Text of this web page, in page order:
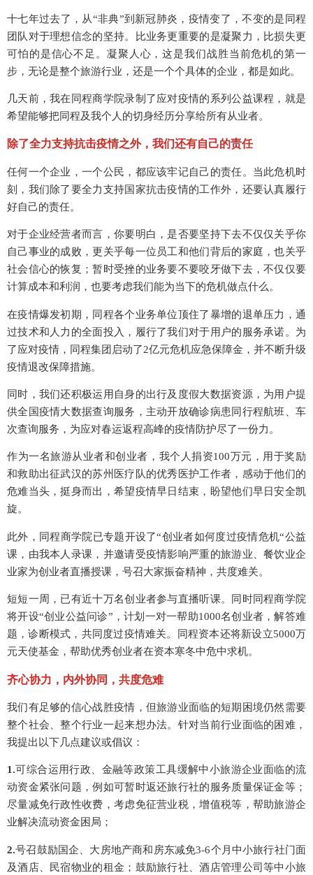
十七年过去了，从“非典”到新冠肺炎，疫情变了，不变的是同程
团队对于理想信念的坚持。比业务更重要的是凝聚力，比损失更
可怕的是信心不足。凝聚人心，这是我们战胜当前危机的第一
步，无论是整个旅游行业，还是一个个具体的企业，都是如此。
几天前，我在同程商学院录制了应对疫情的系列公益课程，就是
希望能够把同程及我个人的切身经历分享给所有从业者。
除了全力支持抗击疫情之外，我们还有自己的责任
任何一个企业，一个公民，都应该牢记自己的责任。当此危机时
刻，我们除了要全力支持国家抗击疫情的工作外，还要认真履行
好自己的责任。
对于企业经营者而言，你要明白，是否要坚持下去不仅仅关乎你
自己事业的成败，更关乎每一位员工和他们背后的家庭，也关乎
社会信心的恢复；暂时受挫的业务要不要咬牙做下去，不仅仅要
计算成本和利润，也要考虑我们能为当下的危机做点什么。
在疫情爆发初期，同程各个业务单位顶住了暴增的退单压力，通
过技术和人力的全面投入，履行了我们对于用户的服务承诺。为
了应对疫情，同程集团启动了2亿元危机应急保障金，并不断升级
疫情退改保障措施。
同时，我们还积极运用自身的出行及度假大数据资源，为用户提
供全国疫情大数据查询服务，主动开放确诊病患同行程航班、车
次查询服务，为应对春运返程高峰的疫情防护尽了一份力。
作为一名旅游从业者和创业者，我个人捐资100万元，用于奖励
和救助出征武汉的苏州医疗队的优秀医护工作者，感动于他们的
危难当头，挺身而出，希望疫情早日结束，盼望他们早日安全凯
旋。
此外，同程商学院已专题开设了“创业者如何度过疫情危机“公益
课，由我本人录课，并邀请受疫情影响严重的旅游业、餐饮业企
业家为创业者直播授课，号召大家振奋精神，共度难关。
短短一周，已有近十万名创业者参与直播听课。同时同程商学院
将开设“创业公益问诊”，计划一对一帮助1000名创业者，解答难
题，诊断模式，共同度过疫情难关。同程资本还将新设立5000万
元天使基金，帮助优秀创业者在资本寒冬中危中求机。
齐心协力，内外协同，共度危难
我们有足够的信心战胜疫情，但旅游业面临的短期困境仍然需要
整个社会、整个行业一起来想办法。针对当前行业面临的困难，
我提出以下几点建议或倡议：
1.可综合运用行政、金融等政策工具缓解中小旅游企业面临的流
动资金紧张问题，例如可暂时返还旅行社的服务质量保证金等；
尽量减免行政性收费，考虑免征营业税，增值税等，帮助旅游企
业解决流动资金困局；
2.号召鼓励国企、大房地产商和房东减免3-6个月中小旅行社门面
及酒店、民宿物业的租金；鼓励旅行社、酒店管理公司等中小旅